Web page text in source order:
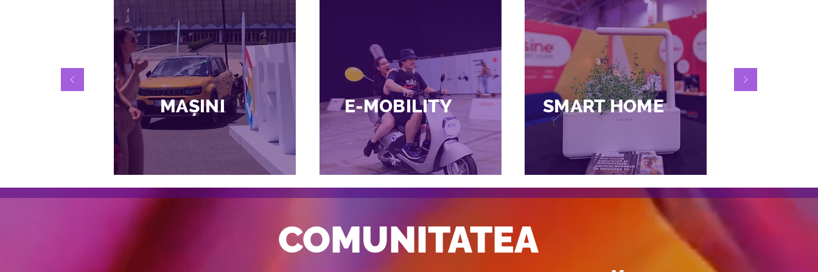
MAȘINI E-MOBILITY SMART HOME
COMUNITATEA